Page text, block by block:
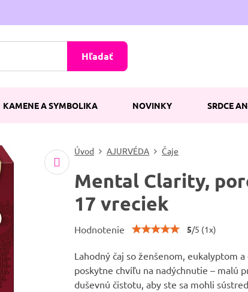
Hľadať
KAMENE A SYMBOLIKA NOVINKY SRDCE
Úvod AJURVÉDA Čaje
Mental Clarity,
17 vreciek
Hodnotenie 5/5 (1x)
Lahodný čaj so ženšenom, eukalyptom
poskytne chvíľu na nadýchnutie – malú
duševnú čistotu, aby ste sa mohli